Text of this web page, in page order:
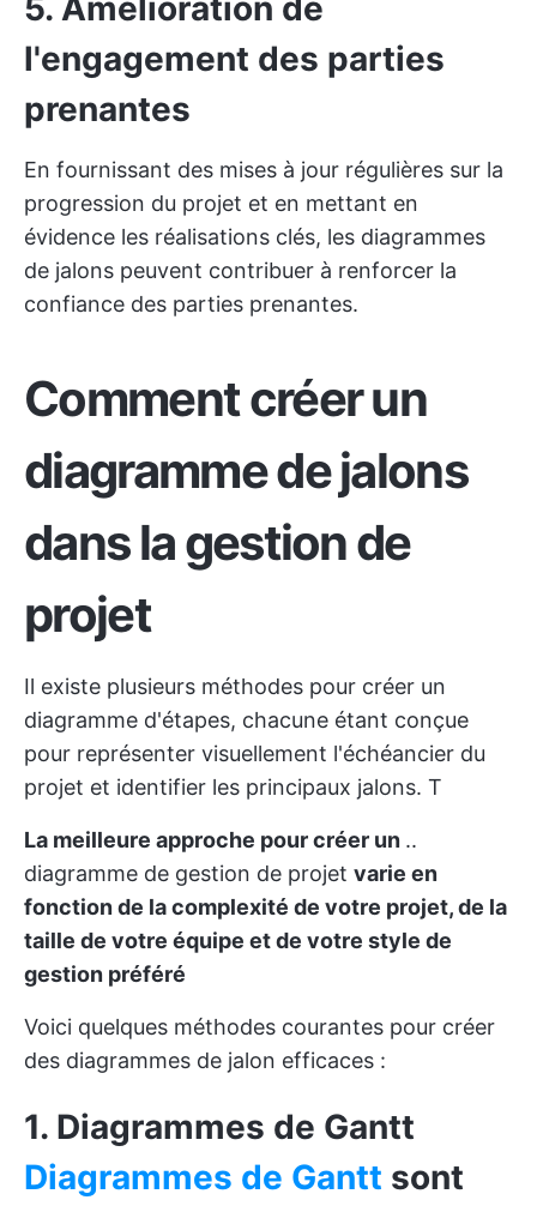
5. Amélioration de
l'engagement des parties
prenantes
En fournissant des mises à jour régulières sur la
progression du projet et en mettant en
évidence les réalisations clés, les diagrammes
de jalons peuvent contribuer à renforcer la
confiance des parties prenantes.
Comment créer un
diagramme de jalons
dans la gestion de
projet
Il existe plusieurs méthodes pour créer un
diagramme d'étapes, chacune étant conçue
pour représenter visuellement l'échéancier du
projet et identifier les principaux jalons. T
La meilleure approche pour créer un ..
diagramme de gestion de projet varie en
fonction de la complexité de votre projet, de la
taille de votre équipe et de votre style de
gestion préféré
Voici quelques méthodes courantes pour créer
des diagrammes de jalon efficaces :
1. Diagrammes de Gantt
Diagrammes de Gantt sont